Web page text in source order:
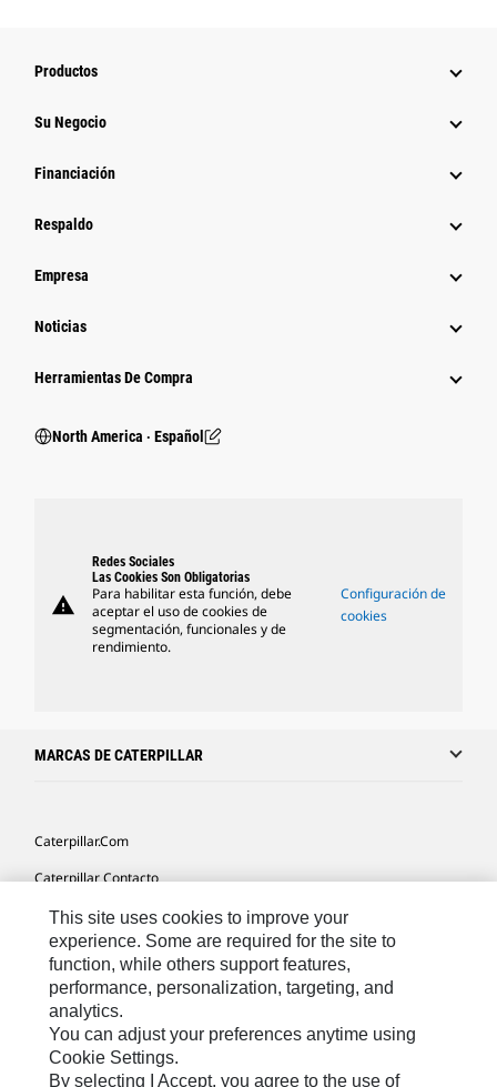
Productos
Su Negocio
Financiación
Respaldo
Empresa
Noticias
Herramientas De Compra
North America ‧ Español
warning
Redes Sociales
Las Cookies Son Obligatorias
Para habilitar esta función, debe
aceptar el uso de cookies de
segmentación, funcionales y de
rendimiento.
Configuración de
cookies
MARCAS DE CATERPILLAR
Caterpillar.com
Caterpillar Contacto
Mis Preferencias De Marketing
Site Map
Cookie Settings
Legal
Privacy
This site uses cookies to improve your
experience. Some are required for the site to
function, while others support features,
performance, personalization, targeting, and
analytics.
You can adjust your preferences anytime using
Cookie Settings.
By selecting I Accept, you agree to the use of